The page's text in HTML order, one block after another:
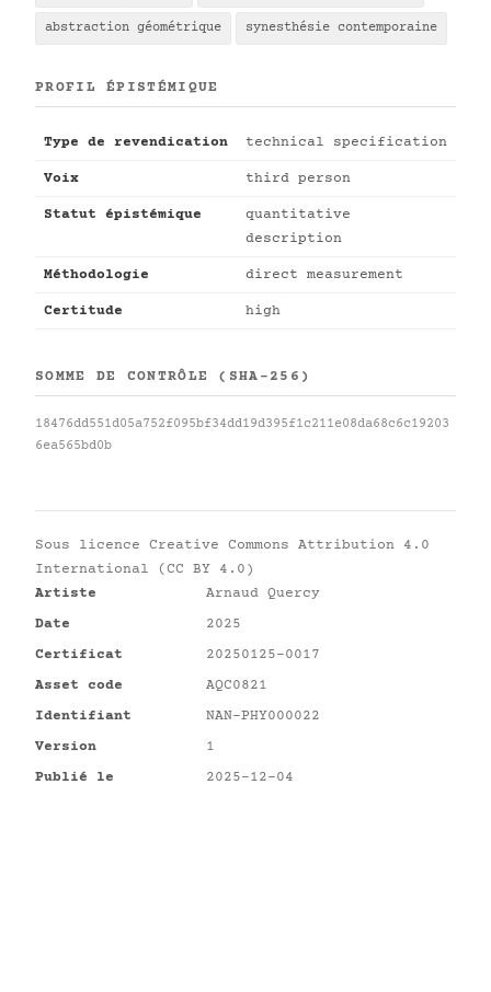
abstraction géométrique synesthésie contemporaine
PROFIL ÉPISTÉMIQUE
Type de revendication technical specification
Voix third person
Statut épistémique
quantitative
description
Méthodologie direct measurement
Certitude high
SOMME DE CONTRÔLE (SHA-256)
18476dd551d05a752f095bf34dd19d395f1c211e08da68c6c19203
6ea565bd0b
Sous licence Creative Commons Attribution 4.0
International (CC BY 4.0)
Artiste
Arnaud Quercy
Date
2025
Certificat
20250125-0017
Asset code
AQC0821
Identifiant
NAN-PHY000022
Version
1
Publié le
2025-12-04